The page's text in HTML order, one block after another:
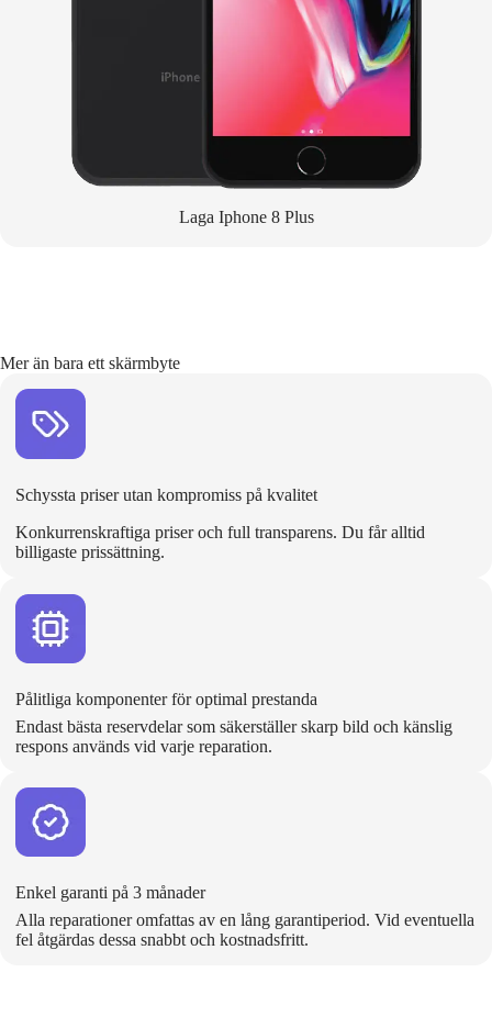
Laga Iphone 8 Plus
Mer än bara ett skärmbyte
Schyssta priser utan kompromiss på kvalitet
Konkurrenskraftiga priser och full transparens. Du får alltid
billigaste prissättning.
Pålitliga komponenter för optimal prestanda
Endast bästa reservdelar som säkerställer skarp bild och känslig
respons används vid varje reparation.
Enkel garanti på 3 månader
Alla reparationer omfattas av en lång garantiperiod. Vid eventuella
fel åtgärdas dessa snabbt och kostnadsfritt.